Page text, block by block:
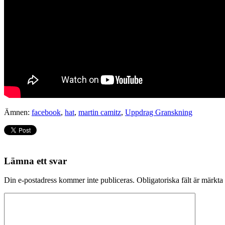
Ämnen: facebook, hat, martin camitz, Uppdrag Granskning
Lämna ett svar
Din e-postadress kommer inte publiceras. Obligatoriska fält är märkta